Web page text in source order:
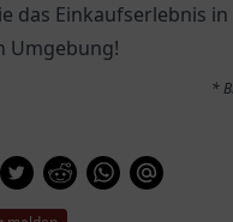
das Einkaufserlebnis
Umgebung!
*